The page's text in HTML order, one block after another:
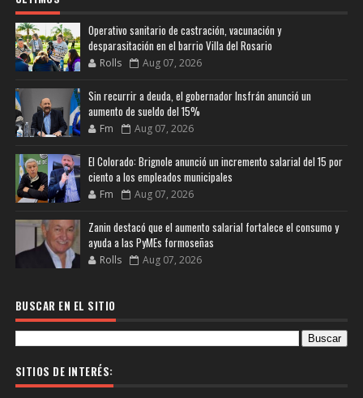
Operativo sanitario de castración, vacunación y
desparasitación en el barrio Villa del Rosario
Rolls Aug 07, 2026
Sin recurrir a deuda, el gobernador Insfrán anunció un
aumento de sueldo del 15%
Fm Aug 07, 2026
El Colorado: Brignole anunció un incremento salarial del 15 por
ciento a los empleados municipales
Fm Aug 07, 2026
Zanin destacó que el aumento salarial fortalece el consumo y
ayuda a las PyMEs formoseñas
Rolls Aug 07, 2026
BUSCAR EN EL SITIO
SITIOS DE INTERÉS: